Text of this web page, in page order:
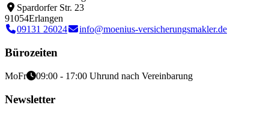
Spardorfer Str. 23
91054Erlangen
09131 26024
info@moenius-versicherungsmakler.de
Bürozeiten
MoFr 09:00 - 17:00 Uhrund nach Vereinbarung
Newsletter